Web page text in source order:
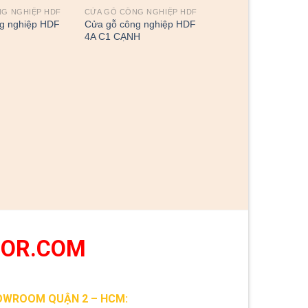
NGHIỆP HDF
nghiệp HDF
CỬA GỖ CÔNG NGHIỆP HDF
Cửa gỗ công nghiệp HDF
4A C1 CẠNH
QUẬN 2 – HCM: